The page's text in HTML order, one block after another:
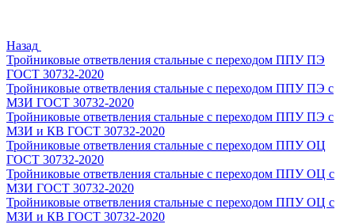
Назад
Тройниковые ответвления стальные с переходом ППУ ПЭ
ГОСТ 30732-2020
Тройниковые ответвления стальные с переходом ППУ ПЭ с
МЗИ ГОСТ 30732-2020
Тройниковые ответвления стальные с переходом ППУ ПЭ с
МЗИ и КВ ГОСТ 30732-2020
Тройниковые ответвления стальные с переходом ППУ ОЦ
ГОСТ 30732-2020
Тройниковые ответвления стальные с переходом ППУ ОЦ с
МЗИ ГОСТ 30732-2020
Тройниковые ответвления стальные с переходом ППУ ОЦ с
МЗИ и КВ ГОСТ 30732-2020